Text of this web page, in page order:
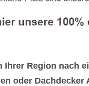
Ihrer Region
oder